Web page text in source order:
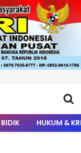
BIDIK HUKUM &